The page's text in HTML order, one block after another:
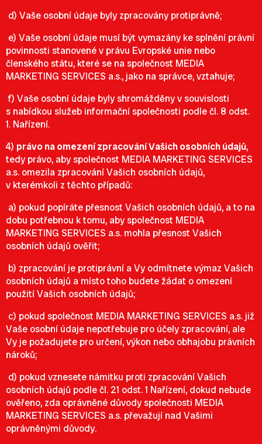
d) Vaše osobní údaje byly zpracovány protiprávně;
e) Vaše osobní údaje musí být vymazány ke splnění právní
povinnosti stanovené v právu Evropské unie nebo
členského státu, které se na společnost MEDIA
MARKETING SERVICES a.s., jako na správce, vztahuje;
f) Vaše osobní údaje byly shromážděny v souvislosti
s nabídkou služeb informační společnosti podle čl. 8 odst.
1. Nařízení.
4) právo na omezení zpracování Vašich osobních údajů,
tedy právo, aby společnost MEDIA MARKETING SERVICES
a.s. omezila zpracování Vašich osobních údajů,
v kterémkoli z těchto případů:
a) pokud popíráte přesnost Vašich osobních údajů, a to na
dobu potřebnou k tomu, aby společnost MEDIA
MARKETING SERVICES a.s. mohla přesnost Vašich
osobních údajů ověřit;
b) zpracování je protiprávní a Vy odmítnete výmaz Vašich
osobních údajů a místo toho budete žádat o omezení
použití Vašich osobních údajů;
c) pokud společnost MEDIA MARKETING SERVICES a.s. již
Vaše osobní údaje nepotřebuje pro účely zpracování, ale
Vy je požadujete pro určení, výkon nebo obhajobu právních
nároků;
d) pokud vznesete námitku proti zpracování Vašich
osobních údajů podle čl. 21 odst. 1 Nařízení, dokud nebude
ověřeno, zda oprávněné důvody společnosti MEDIA
MARKETING SERVICES a.s. převažují nad Vašimi
oprávněnými důvody.